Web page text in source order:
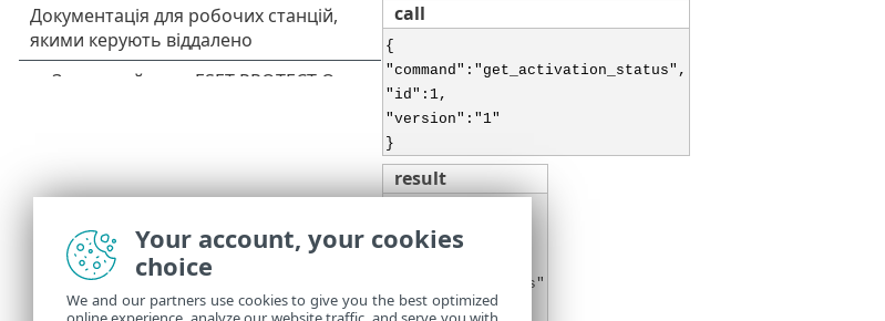
call
{
"command":"get_activation_status",
"id":1,
"version":"1"
}
result
"id":1,
"status":"success"
},
Your account, your cookies
choice
We and our partners use cookies to give you the best optimized